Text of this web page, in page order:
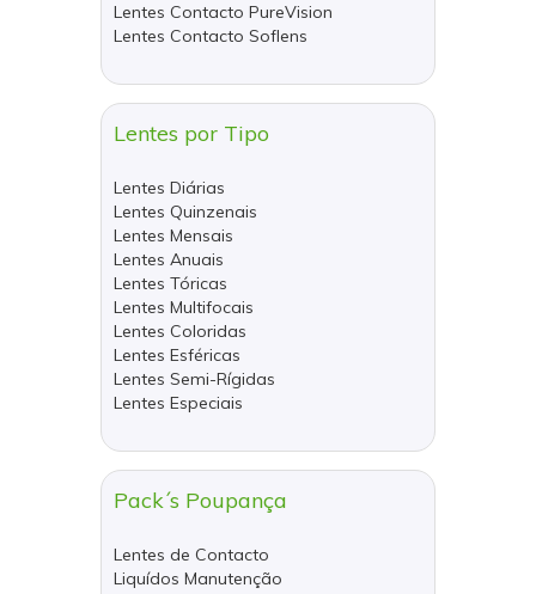
Lentes Contacto PureVision
Lentes Contacto Soflens
Lentes por Tipo
Lentes Diárias
Lentes Quinzenais
Lentes Mensais
Lentes Anuais
Lentes Tóricas
Lentes Multifocais
Lentes Coloridas
Lentes Esféricas
Lentes Semi-Rígidas
Lentes Especiais
Pack´s Poupança
Lentes de Contacto
Liquídos Manutenção